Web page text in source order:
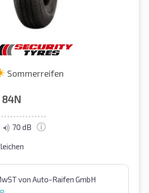
Sommerreifen
84N
70 dB
von Auto-Raifen GmbH